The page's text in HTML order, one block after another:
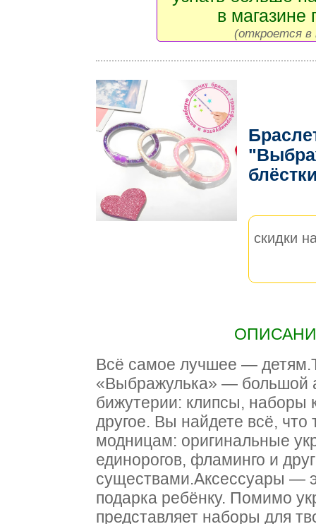
в магазине
(откроется в
скидки
Всё самое лучшее —
«Выбражулька» — большой
бижутерии: клипсы, наборы
другое. Вы найдете всё, что
модницам: оригинальные
единорогов, фламинго и
существами.Аксессуары —
подарка ребёнку. Помимо
представляет наборы для